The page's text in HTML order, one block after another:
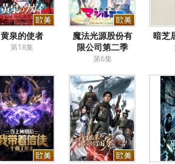
黄泉的使者
第18集
魔法光源股份有
限公司第二季
第6集
暗芝